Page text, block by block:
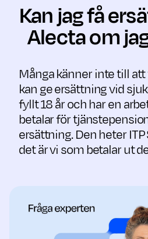
Kan jag få
Alecta om
Många känner inte till
kan ge ersättning vid
fyllt 18 år och har en
betalar för
ersättning. Den heter
det är vi som betalar ut